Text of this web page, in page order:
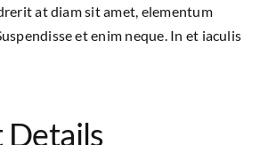
at diam sit amet, elementum
et enim neque. In et iaculis
Details